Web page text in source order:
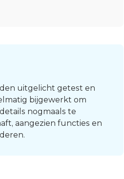
uitgelicht getest en
bijgewerkt om
nogmaals te
aangezien functies en